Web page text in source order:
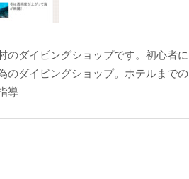
のダイビングショップです。初心者に
のダイビングショップ。ホテルまでの
導